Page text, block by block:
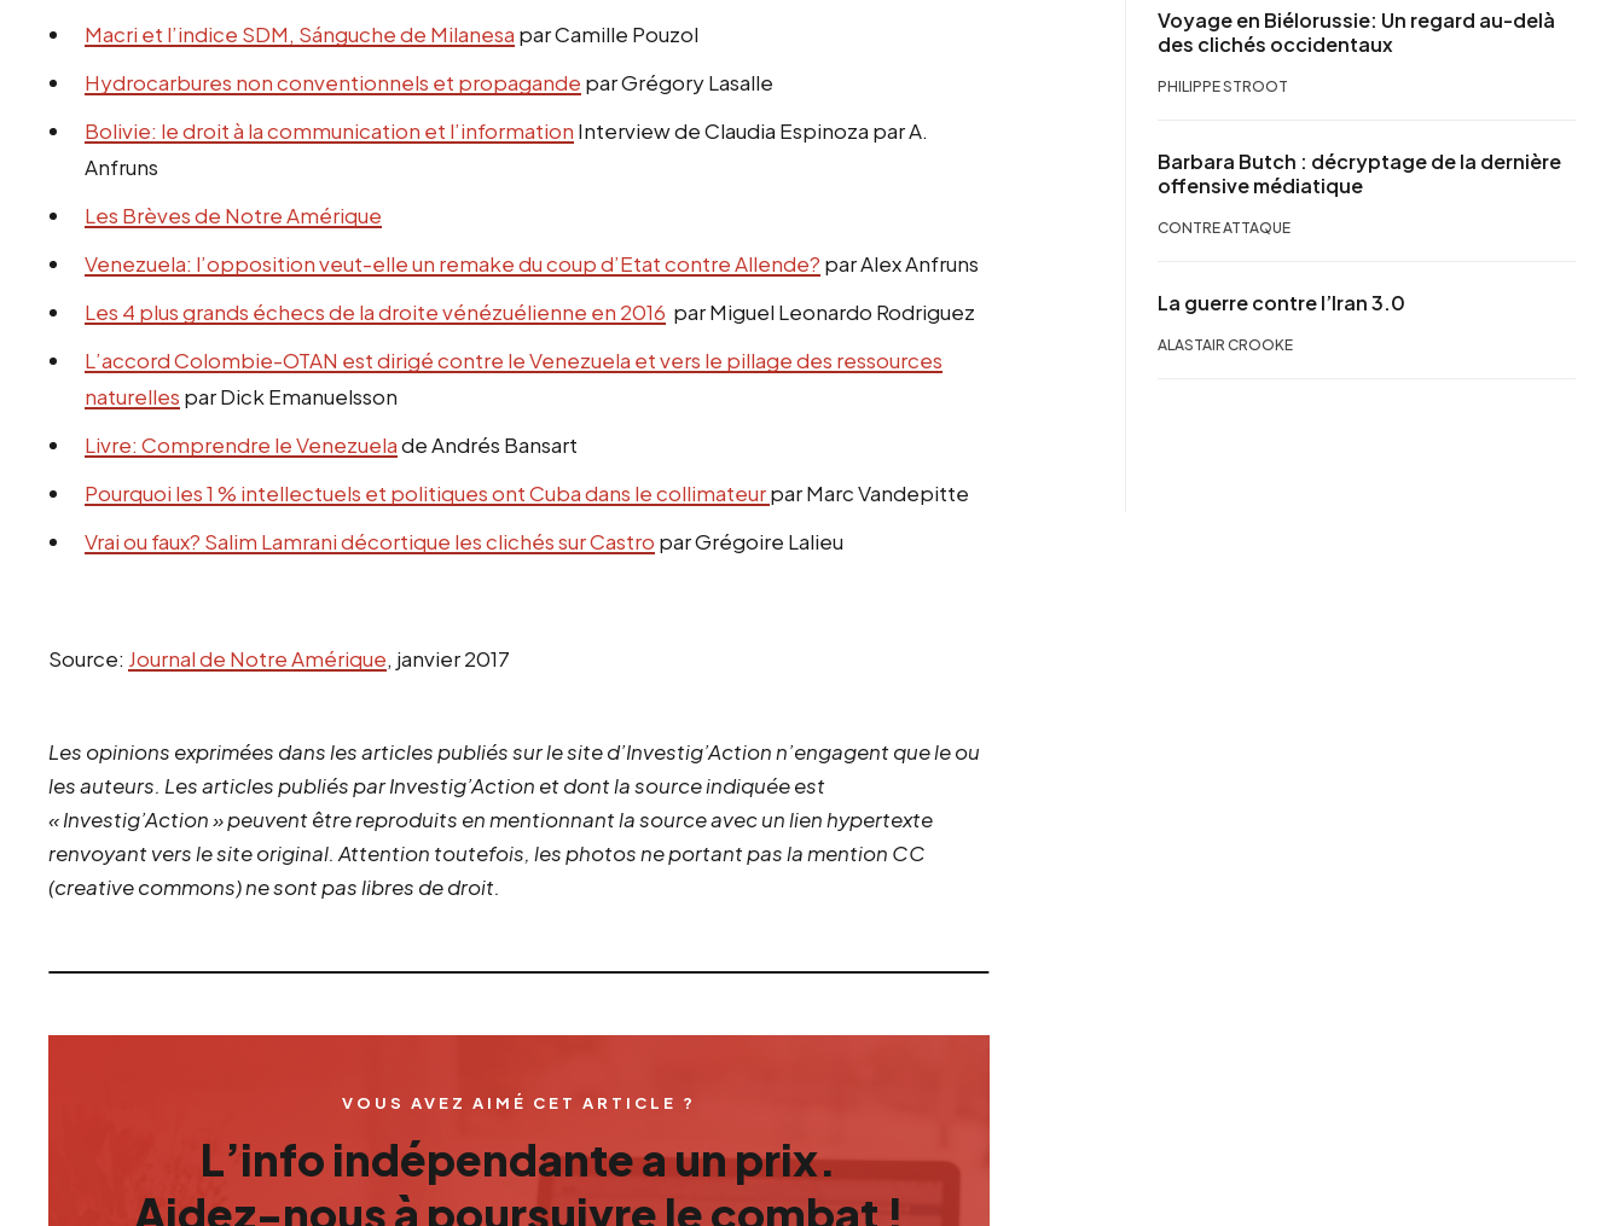
Macri et l’indice SDM, Sánguche de Milanesa par Camille Pouzol
Hydrocarbures non conventionnels et propagande par Grégory Lasalle
Bolivie: le droit à la communication et l’information Interview de Claudia Espinoza par A.
Anfruns
Les Brèves de Notre Amérique
Venezuela: l’opposition veut-elle un remake du coup d’Etat contre Allende? par Alex Anfruns
Les 4 plus grands échecs de la droite vénézuélienne en 2016 par Miguel Leonardo Rodriguez
L’accord Colombie-OTAN est dirigé contre le Venezuela et vers le pillage des ressources
naturelles par Dick Emanuelsson
Livre: Comprendre le Venezuelade Andrés Bansart
Pourquoi les 1 % intellectuels et politiques ont Cuba dans le collimateurpar Marc Vandepitte
Vrai ou faux? Salim Lamrani décortique les clichés sur Castro par Grégoire Lalieu
Source: Journal de Notre Amérique, janvier 2017
Les opinions exprimées dans les articles publiés sur le site d’Investig’Action n’engagent que le ou
les auteurs. Les articles publiés par Investig’Action et dont la source indiquée est
« Investig’Action » peuvent être reproduits en mentionnant la source avec un lien hypertexte
renvoyant vers le site original. Attention toutefois, les photos ne portant pas la mention CC
(creative commons) ne sont pas libres de droit.
VOUS AVEZ AIMÉ CET ARTICLE ?
L’info indépendante a un prix.
Aidez-nous à poursuivre le combat !
Voyage en Biélorussie: Un regard au-delà
des clichés occidentaux
PHILIPPE STROOT
Barbara Butch : décryptage de la dernière
offensive médiatique
CONTRE ATTAQUE
La guerre contre l’Iran 3.0
ALASTAIR CROOKE